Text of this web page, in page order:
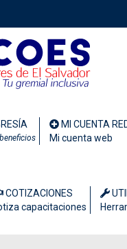
MI CUENTA
Mi cuenta web
COTIZACIONES
capacitaciones